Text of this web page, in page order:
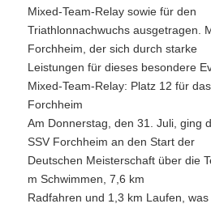
Mixed-Team-Relay sowie für den
Triathlonnachwuchs ausgetragen.
Forchheim, der sich durch starke
Leistungen für dieses besondere
Mixed-Team-Relay: Platz 12 für
Forchheim
Am Donnerstag, den 31. Juli, ging
SSV Forchheim an den Start der
Deutschen Meisterschaft über die
m Schwimmen, 7,6 km
Radfahren und 1,3 km Laufen,